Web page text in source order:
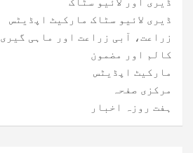
ڈیری لائیو سٹاک مارکیٹ اپڈیٹس
زراعت، آبی زراعت اور ماہی گیری
کالم اور مضمون
مارکیٹ اپڈیٹس
مرکزی صفحہ
ہفت روزہ اخبار